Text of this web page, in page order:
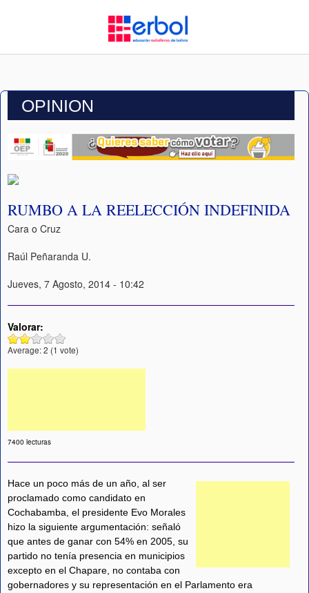
OPINION
RUMBO A LA REELECCIÓN INDEFINIDA
Cara o Cruz
Raúl Peñaranda U.
Jueves, 7 Agosto, 2014 - 10:42
Valorar:
Average:2 (1 vote)
7400 lecturas
Hace un poco más de un año, al ser
proclamado como candidato en
Cochabamba, el presidente Evo Morales
hizo la siguiente argumentación: señaló
que antes de ganar con 54% en 2005, su
partido no tenía presencia en municipios
excepto en el Chapare, no contaba con
gobernadores y su representación en el Parlamento era